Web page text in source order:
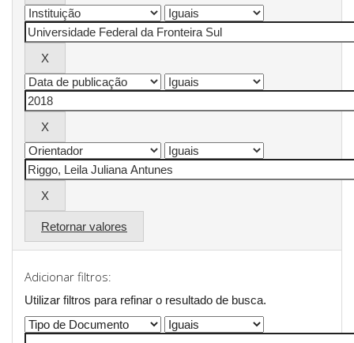
Retornar valores
Adicionar filtros:
Utilizar filtros para refinar o resultado de busca.